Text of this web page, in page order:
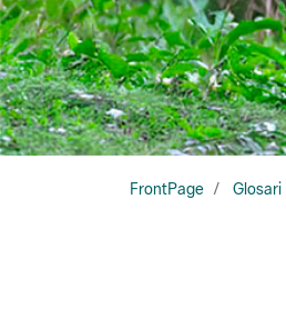
FrontPage Glosari